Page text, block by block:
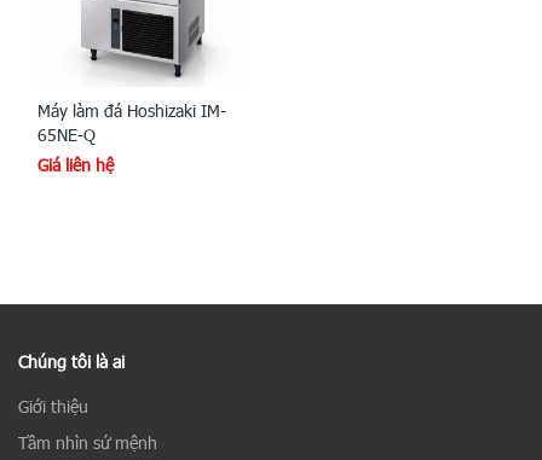
Máy làm đá Hoshizaki IM-
65NE-Q
Giá liên hệ
Chúng tôi là ai
Giới thiệu
Tầm nhìn sứ mệnh